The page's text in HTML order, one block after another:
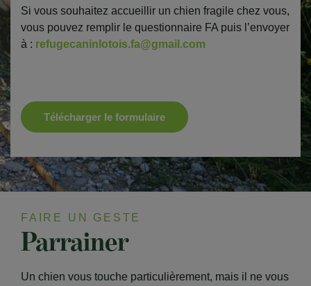
Si vous souhaitez accueillir un chien fragile chez vous,
vous pouvez remplir le questionnaire FA puis l’envoyer
à : refugecaninlotois.fa@gmail.com
Télécharger le formulaire
FAIRE UN GESTE
Parrainer
Un chien vous touche particulièrement, mais il ne vous